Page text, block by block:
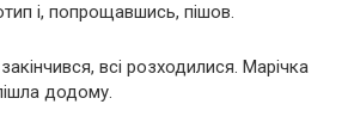
і, попрощавшись, пішов.
всі розходилися. Марічка
додому.